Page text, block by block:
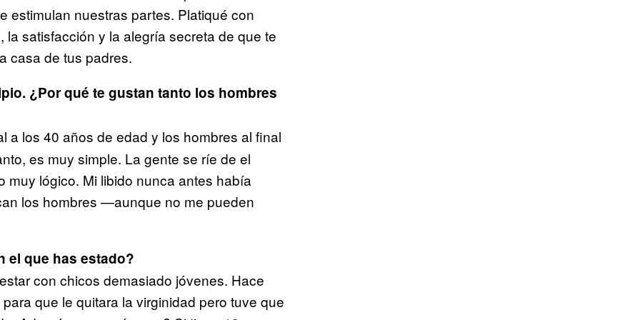
estimulan nuestras partes. Platiqué con
satisfacción y la alegría secreta de que te
casa de tus padres.
¿Por qué te gustan tanto los hombres
a los 40 años de edad y los hombres al final
es muy simple. La gente se ríe de el
lógico. Mi libido nunca antes había
los hombres —aunque no me pueden
el que has estado?
con chicos demasiado jóvenes. Hace
que le quitara la virginidad pero tuve que